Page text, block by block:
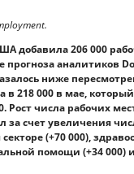
добавила 206 000
аналитиков
ниже
в 218 000 в мае,
Рост числа рабочих
за счет увеличения
(+70 000),
помощи (+34 000)